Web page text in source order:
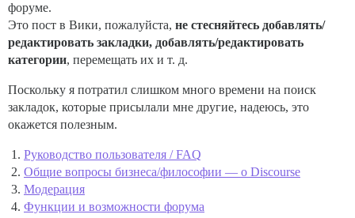
форуме.
Это пост в Вики, пожалуйста, не стесняйтесь добавлять/
редактировать закладки, добавлять/редактировать
категории, перемещать их и т. д.
Поскольку я потратил слишком много времени на поиск
закладок, которые присылали мне другие, надеюсь, это
окажется полезным.
Руководство пользователя / FAQ
Общие вопросы бизнеса/философии — о Discourse
Модерация
Функции и возможности форума